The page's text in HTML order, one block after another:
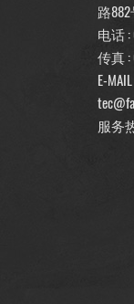
路
电话 :
传真 :
E-
服务